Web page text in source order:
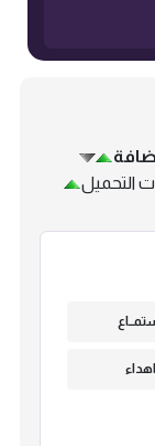
التحميل
اهداء